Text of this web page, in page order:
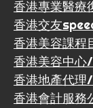
香港專業醫療
香港交友
香港美容課程
香港美容中
香港地產代理
香港會計服務